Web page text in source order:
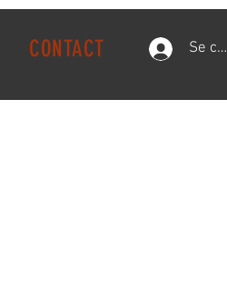
CONTACT Se